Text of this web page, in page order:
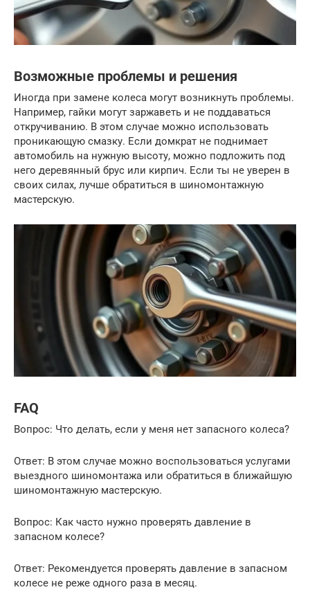
Возможные проблемы и решения
Иногда при замене колеса могут возникнуть проблемы.
Например, гайки могут заржаветь и не поддаваться
откручиванию. В этом случае можно использовать
проникающую смазку. Если домкрат не поднимает
автомобиль на нужную высоту, можно подложить под
него деревянный брус или кирпич. Если ты не уверен в
своих силах, лучше обратиться в шиномонтажную
мастерскую.
FAQ
Вопрос: Что делать, если у меня нет запасного колеса?
Ответ: В этом случае можно воспользоваться услугами
выездного шиномонтажа или обратиться в ближайшую
шиномонтажную мастерскую.
Вопрос: Как часто нужно проверять давление в
запасном колесе?
Ответ: Рекомендуется проверять давление в запасном
колесе не реже одного раза в месяц.